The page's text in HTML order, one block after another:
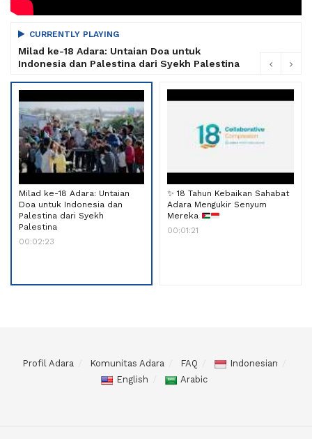
CURRENTLY PLAYING
Milad ke-18 Adara: Untaian Doa untuk
Indonesia dan Palestina dari Syekh Palestina
Milad ke-18 Adara: Untaian
Doa untuk Indonesia dan
Palestina dari Syekh
Palestina
00:02:23
✨ 18 Tahun Kebaikan Sahabat
Adara Mengukir Senyum
Mereka
00:01:21
Profil Adara Komunitas Adara FAQ
Indonesian
English
Arabic